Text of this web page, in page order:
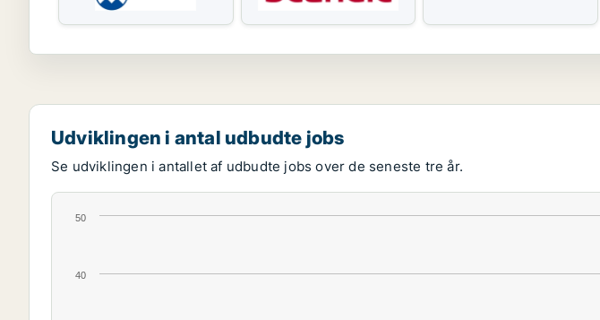
Udviklingen i antal udbudte jobs
Se udviklingen i antallet af udbudte jobs over de seneste tre år.
40
50